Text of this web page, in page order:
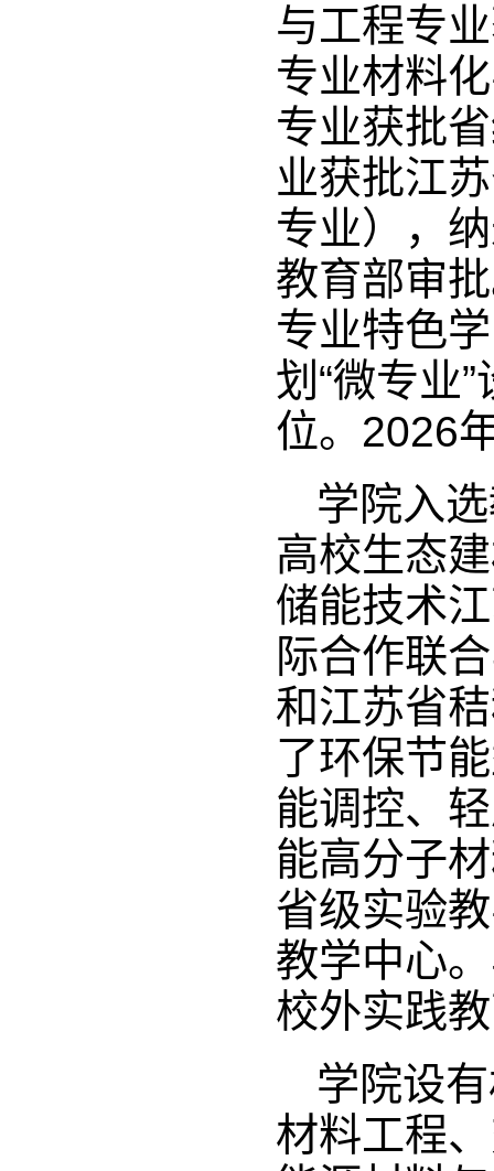
与工程专
专业材料
专业获批
业获批江
专业），
教育部审
专业特色
划“微专业
位。2026
学院入
高校生态
储能技术
际合作联
和江苏省
了环保节
能调控、
能高分子
省级实验
教学中心
校外实践
学院设
材料工程